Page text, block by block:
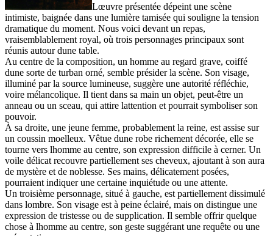
Lœuvre présentée dépeint une scène
intimiste, baignée dans une lumière tamisée qui souligne la tension
dramatique du moment. Nous voici devant un repas,
vraisemblablement royal, où trois personnages principaux sont
réunis autour dune table.
Au centre de la composition, un homme au regard grave, coiffé
dune sorte de turban orné, semble présider la scène. Son visage,
illuminé par la source lumineuse, suggère une autorité réfléchie,
voire mélancolique. Il tient dans sa main un objet, peut-être un
anneau ou un sceau, qui attire lattention et pourrait symboliser son
pouvoir.
À sa droite, une jeune femme, probablement la reine, est assise sur
un coussin moelleux. Vêtue dune robe richement décorée, elle se
tourne vers lhomme au centre, son expression difficile à cerner. Un
voile délicat recouvre partiellement ses cheveux, ajoutant à son aura
de mystère et de noblesse. Ses mains, délicatement posées,
pourraient indiquer une certaine inquiétude ou une attente.
Un troisième personnage, situé à gauche, est partiellement dissimulé
dans lombre. Son visage est à peine éclairé, mais on distingue une
expression de tristesse ou de supplication. Il semble offrir quelque
chose à lhomme au centre, son geste suggérant une requête ou une